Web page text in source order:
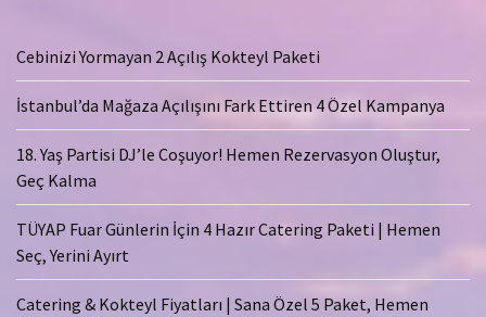
Cebinizi Yormayan 2 Açılış Kokteyl Paketi
İstanbul’da Mağaza Açılışını Fark Ettiren 4 Özel Kampanya
18. Yaş Partisi DJ’le Coşuyor! Hemen Rezervasyon Oluştur,
Geç Kalma
TÜYAP Fuar Günlerin İçin 4 Hazır Catering Paketi | Hemen
Seç, Yerini Ayırt
Catering & Kokteyl Fiyatları | Sana Özel 5 Paket, Hemen